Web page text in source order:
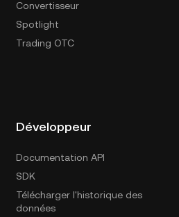
Convertisseur
Spotlight
Trading OTC
Développeur
Documentation API
SDK
Télécharger l'historique des
données